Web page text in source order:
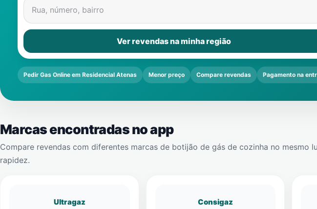
Rua, número, bairro
Ver revendas na minha região
Pedir Gas Online em Residencial Atenas Menor preço Compare revendas Pagamento na
Marcas encontradas no app
Compare revendas com diferentes marcas de botijão de gás de cozinha no mesmo
rapidez.
Ultragaz Consigaz